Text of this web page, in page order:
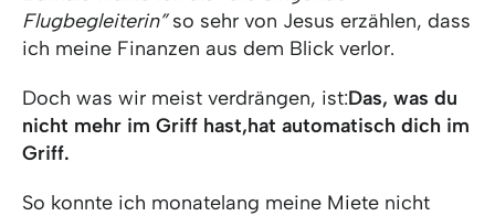
Flugbegleiterin”so sehr von Jesus erzählen, dass
ich meine Finanzen aus dem Blick verlor.
Doch was wir meist verdrängen, ist:Das, was du
nicht mehr im Griff hast,hat automatisch dich im
Griff.
So konnte ich monatelang meine Miete nicht